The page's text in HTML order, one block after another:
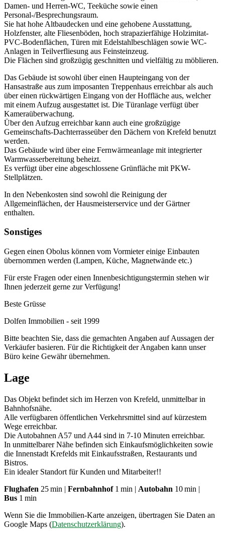
Damen- und Herren-WC, Teeküche sowie einen
Personal-/Besprechungsraum.
Sie hat hohe Altbaudecken und eine gehobene Ausstattung,
Holzfenster, alte Fliesenböden, hoch strapazierfähige Holzimitat-
PVC-Bodenflächen, Türen mit Edelstahlbeschlägen sowie WC-
Anlagen in Teilverfliesung aus Feinsteinzeug.
Die Flächen sind großzügig geschnitten und vielfältig zu möblieren.
Das Gebäude ist sowohl über einen Haupteingang von der
Hansastraße aus zum imposanten Treppenhaus erreichbar als auch
über einen rückwärtigen Eingang von der Hoffläche aus, welcher
mit einem Aufzug ausgestattet ist. Die Türanlage verfügt über
Kameraüberwachung.
Über den Aufzug erreichbar kann auch eine großzügige
Gemeinschafts-Dachterrasseüber den Dächern von Krefeld benutzt
werden.
Das Gebäude wird über eine Fernwärmeanlage mit integrierter
Warmwasserbereitung beheizt.
Es verfügt über eine abgeschlossene Grünfläche mit PKW-
Stellplätzen.
In den Nebenkosten sind sowohl die Reinigung der
Allgemeinflächen, der Hausmeisterservice und der Gärtner
enthalten.
Sonstiges
Gegen einen Obolus können vom Vormieter einige Einbauten
übernommen werden (Lampen, Küche, Magnetwände etc.)
Für erste Fragen oder einen Innenbesichtigungstermin stehen wir
Ihnen jederzeit gerne zur Verfügung!
Beste Grüsse
Dolfen Immobilien - seit 1999
Bitte beachten Sie, dass die gemachten Angaben auf Aussagen der
Verkäufer basieren. Für die Richtigkeit der Angaben kann unser
Büro keine Gewähr übernehmen.
Lage
Das Objekt befindet sich im Herzen von Krefeld, unmittelbar in
Bahnhofsnähe.
Alle verfügbaren öffentlichen Verkehrsmittel sind auf kürzestem
Wege erreichbar.
Die Autobahnen A57 und A44 sind in 7-10 Minuten erreichbar.
In unmittelbarer Nähe befinden sich Einkaufsmöglichkeiten sowie
die Innenstadt Krefelds mit Einkaufsstraßen, Restaurants und
Bistros.
Ein idealer Standort für Kunden und Mitarbeiter!!
Flughafen 25 min | Fernbahnhof1 min | Autobahn 10 min |
Bus 1 min
Wenn Sie die Immobilien-Karte anzeigen, übertragen Sie Daten an
Google Maps (Datenschutzerklärung).